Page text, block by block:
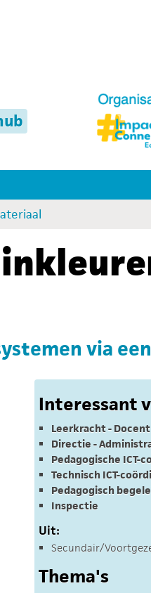
via
Interessant
Leerkracht - Docent
Directie -
Pedagogische ICT-
Technisch ICT-
Pedagogisch
Inspectie
Uit:
Secundair/
Thema's